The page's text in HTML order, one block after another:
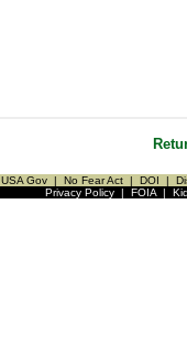
USA Gov | No Fear Act | DOI |
Privacy Policy| FOIA|